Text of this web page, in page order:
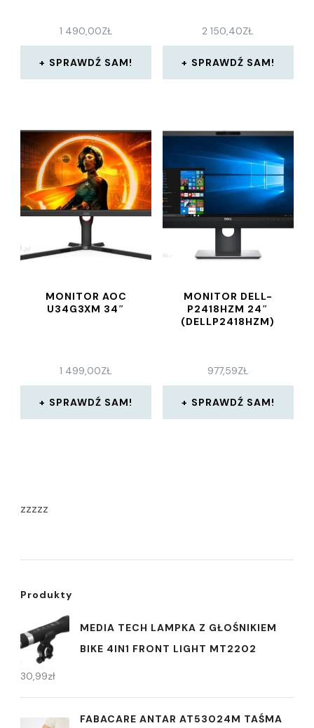
1 490,00ZŁ
SPRAWDŹ SAM!
2 150,40ZŁ
SPRAWDŹ SAM!
MONITOR AOC
U34G3XM 34″
1 499,00ZŁ
SPRAWDŹ SAM!
MONITOR DELL-
P2418HZM 24″
(DELLP2418HZM)
977,59ZŁ
SPRAWDŹ SAM!
zzzzz
Produkty
MEDIA TECH LAMPKA Z GŁOŚNIKIEM
BIKE 4IN1 FRONT LIGHT MT2202
30,99zł
FABACARE ANTAR AT53024M TAŚMA